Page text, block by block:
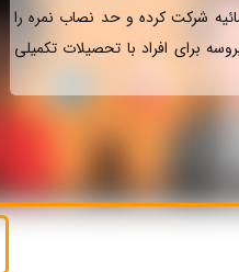
شرکت کرده و حد نصاب نمره را
برای افراد با تحصیلات تکمیلی